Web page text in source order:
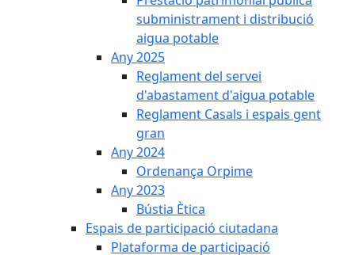
subministrament i distribució
aigua potable
Any 2025
Reglament del servei
d'abastament d'aigua potable
Reglament Casals i espais gent
gran
Any 2024
Ordenança Orpime
Any 2023
Bústia Ètica
Espais de participació ciutadana
Plataforma de participació